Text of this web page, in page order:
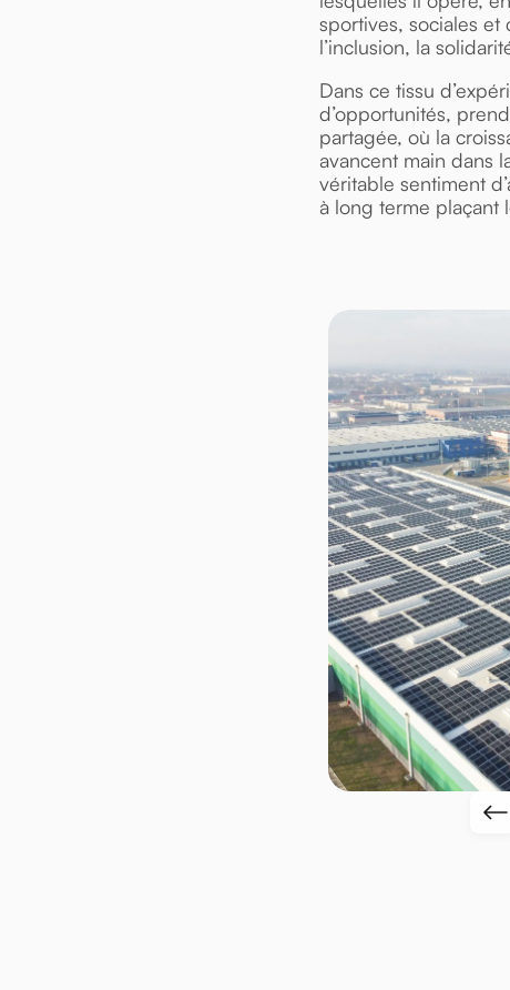
sportives, sociales et
l’inclusion, la
Dans ce tissu
d’opportunités,
partagée, où la
avancent main dans
véritable sentiment
à long terme plaçant